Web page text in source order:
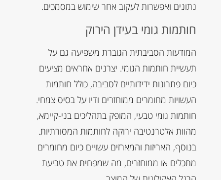
נתונים ואפשרות לעקוב אחר שימוש במסמכים.
חותמות גומי בעידן הירוק
המודעות הסביבתית הגוברת משפיעה גם על
תעשיית חותמות הגומי. יצרנים אחראים מציעים
כיום פתרונות ידידותיים לסביבה, כולל חותמות
העשויות מחומרים ממוחזרים ודיו על בסיס צמחי.
חותמות גומי טבעי, המופק בתהליכים בני-קיימא,
מהוות אלטרנטיבה ירוקה לחותמות המסורתיות.
בנוסף, האריזות והמארזים עשויים כיום מחומרים
מתכלים או ממוחזרים, מה שמפחית את טביעת